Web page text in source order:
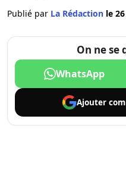
Publié par La Rédaction le
On ne se
WhatsApp
Ajouter